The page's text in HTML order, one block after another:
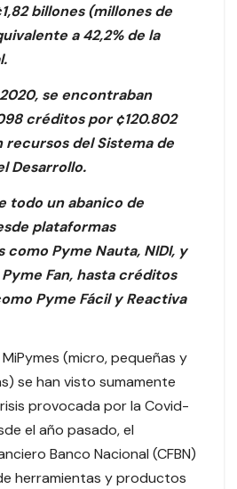
billones (millones de
a 42,2% de la
se encontraban
créditos por ¢120.802
recursos del Sistema de
Desarrollo.
todo un abanico de
plataformas
como Pyme Nauta, NIDI, y
Fan, hasta créditos
Pyme Fácil y Reactiva
(micro, pequeñas y
se han visto sumamente
provocada por la Covid-
el año pasado, el
Banco Nacional (CFBN)
herramientas y productos